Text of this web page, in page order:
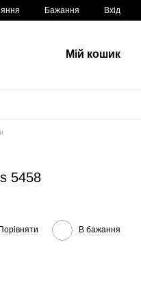
Бажання Вхід
Мій кошик
5458
Порівняти В бажання